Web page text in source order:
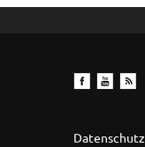
Datenschutz